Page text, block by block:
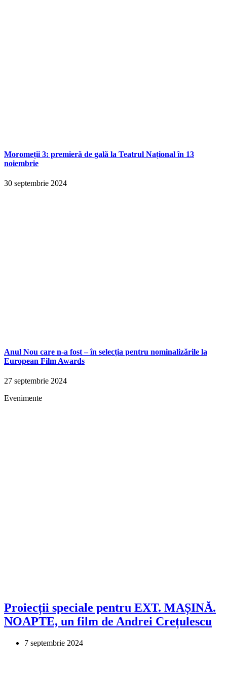
Moromeții 3: premieră de gală la Teatrul Național în 13
noiembrie
30 septembrie 2024
Anul Nou care n-a fost – în selecția pentru nominalizările la
European Film Awards
27 septembrie 2024
Evenimente
Proiecții speciale pentru EXT. MAȘINĂ.
NOAPTE, un film de Andrei Crețulescu
7 septembrie 2024